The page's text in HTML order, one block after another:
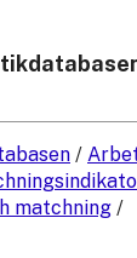
/
matchning /